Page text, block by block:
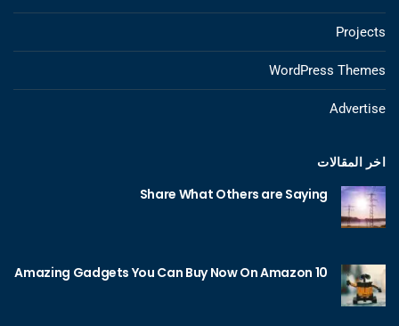
Projects
WordPress Themes
Advertise
اخر المقالات
Share What Others are Saying
10 Amazing Gadgets You Can Buy Now On Amazon